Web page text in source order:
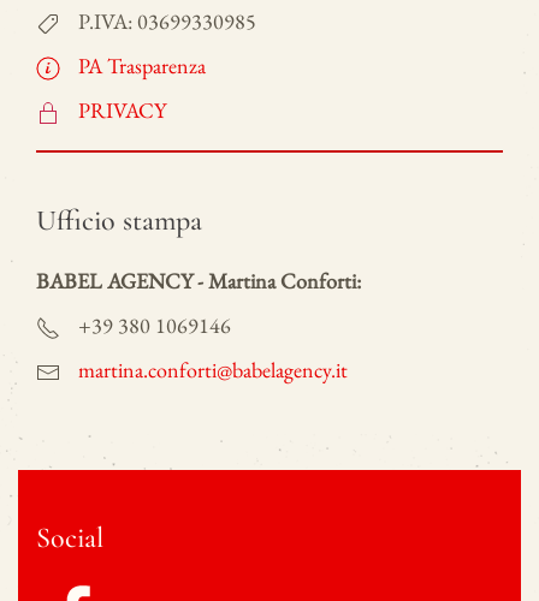
P.IVA: 03699330985
PA Trasparenza
PRIVACY
Ufficio stampa
BABEL AGENCY - Martina Conforti:
+39 380 1069146
martina.conforti@babelagency.it
Social